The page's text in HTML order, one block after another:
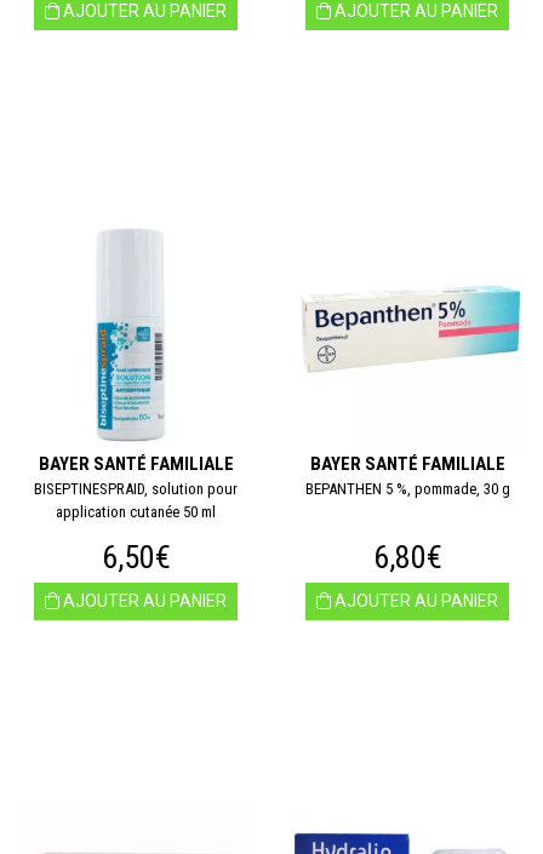
AJOUTER AU PANIER AJOUTER AU PANIER
BAYER SANTÉ FAMILIALE
BISEPTINESPRAID, solution pour
application cutanée 50 ml
6,50€
AJOUTER AU PANIER
BAYER SANTÉ FAMILIALE
BEPANTHEN 5 %, pommade, 30 g
6,80€
AJOUTER AU PANIER